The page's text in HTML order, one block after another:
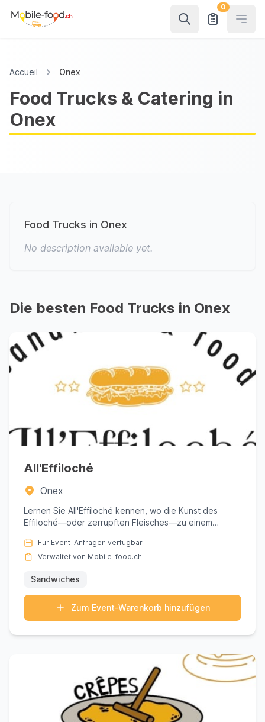
0
Accueil Onex
Food Trucks & Catering in
Onex
Food Trucks in Onex
No description available yet.
Die besten Food Trucks in Onex
All'Effiloché
Onex
Lernen Sie All'Effiloché kennen, wo die Kunst des
Effiloché—oder zerrupften Fleisches—zu einem
Für Event-Anfragen verfügbar
Verwaltet von Mobile-food.ch
Sandwiches
Zum Event-Warenkorb hinzufügen